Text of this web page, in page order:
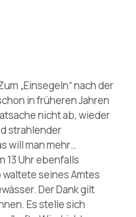
„Einsegeln“ nach der
in früheren Jahren
nicht ab, wieder
strahlender
will man mehr…
13 Uhr ebenfalls
seines Amtes
Der Dank gilt
Es stelle sich